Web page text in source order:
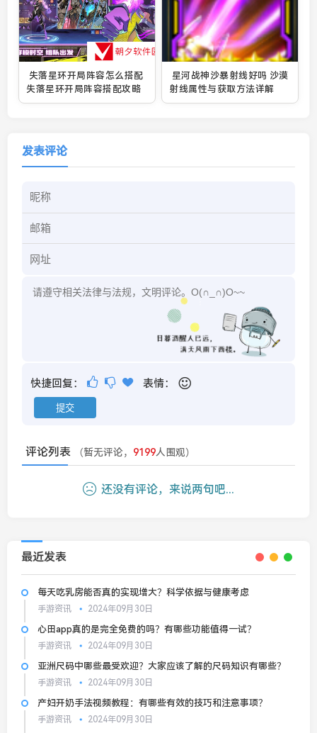
失落星环开局阵容怎么搭配
失落星环开局阵容搭配攻略
星河战神沙暴射线好吗 沙漠
射线属性与获取方法详解
发表评论
快捷回复： 表情：
评论列表 （暂无评论， 9199人围观）
还没有评论，来说两句吧...
最近发表
每天吃乳房能否真的实现增大？科学依据与健康考虑
手游资讯 2024年09月30日
心田app真的是完全免费的吗？有哪些功能值得一试？
手游资讯 2024年09月30日
亚洲尺码中哪些最受欢迎？大家应该了解的尺码知识有哪些？
手游资讯 2024年09月30日
产妇开奶手法视频教程：有哪些有效的技巧和注意事项？
手游资讯 2024年09月30日